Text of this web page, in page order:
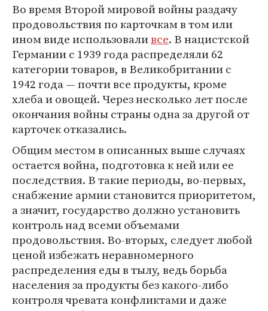
Во время Второй мировой войны раздачу
продовольствия по карточкам в том или
ином виде использоваливсе. В нацистской
Германии с 1939 года распределяли 62
категории товаров, в Великобритании с
1942 года — почти все продукты, кроме
хлеба и овощей. Через несколько лет после
окончания войны страны одна за другой от
карточек отказались.
Общим местом в описанных выше случаях
остается война, подготовка к ней или ее
последствия. В такие периоды, во-первых,
снабжение армии становится приоритетом,
а значит, государство должно установить
контроль над всеми объемами
продовольствия. Во-вторых, следует любой
ценой избежать неравномерного
распределения еды в тылу, ведь борьба
населения за продукты без какого-либо
контроля чревата конфликтами и даже